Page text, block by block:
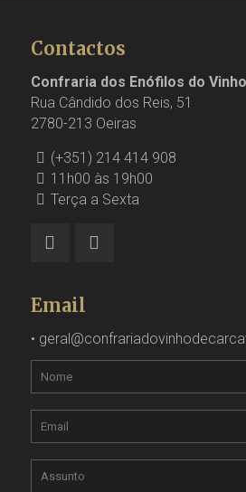
Contactos
Confraria dos Enófilos do
Rua Cândido dos Reis, 51
2780-213 Oeiras
(+351) 214 414 908
11h00 às 19h00
Terça a Sexta
Email
•